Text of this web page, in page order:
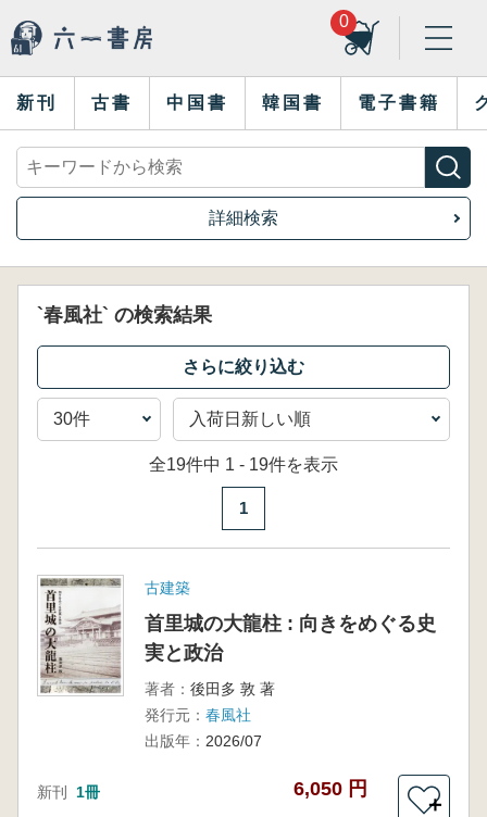
0
新刊 古書 中国書 韓国書 電子書籍
詳細検索
`春風社` の検索結果
全19件中 1 - 19件を表示
1
古建築
首里城の大龍柱 : 向きをめぐる史
実と政治
著者： 後田多 敦 著
発行元： 春風社
出版年： 2026/07
新刊 1冊 6,050 円
＋